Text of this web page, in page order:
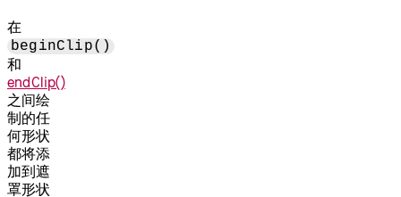
在
beginClip()
和
endClip()
之间绘
制的任
何形状
都将添
加到遮
罩形状